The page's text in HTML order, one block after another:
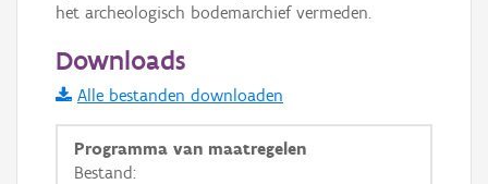
OSM-Basiskaart
het archeologisch bodemarchief vermeden.
Downloads
Alle bestanden downloaden
Programma van maatregelen
Bestand: